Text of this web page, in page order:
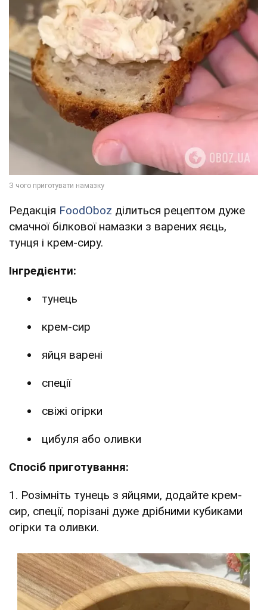
Редакція FoodOboz ділиться рецептом дуже
смачної білкової намазки з варених яєць,
тунця і крем-сиру.
Інгредієнти:
тунець
крем-сир
яйця варені
спеції
свіжі огірки
цибуля або оливки
Спосіб приготування:
1. Розімніть тунець з яйцями, додайте крем-
сир, спеції, порізані дуже дрібними кубиками
огірки та оливки.